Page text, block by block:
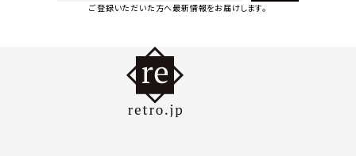
ご登録いただいた方へ最新情報をお届けします。